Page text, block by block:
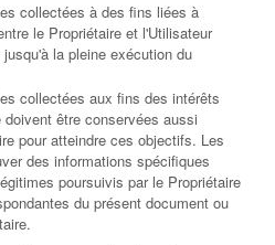
collectées à des fins liées à
le Propriétaire et l'Utilisateur
la pleine exécution du
collectées aux fins des intérêts
être conservées aussi
pour atteindre ces objectifs. Les
des informations spécifiques
poursuivis par le Propriétaire
du présent document ou